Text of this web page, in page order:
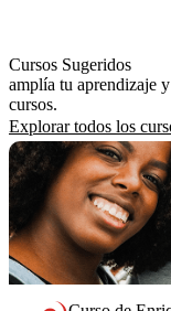
Cursos Sugeridos
amplía tu aprendizaje
cursos.
Explorar todos los